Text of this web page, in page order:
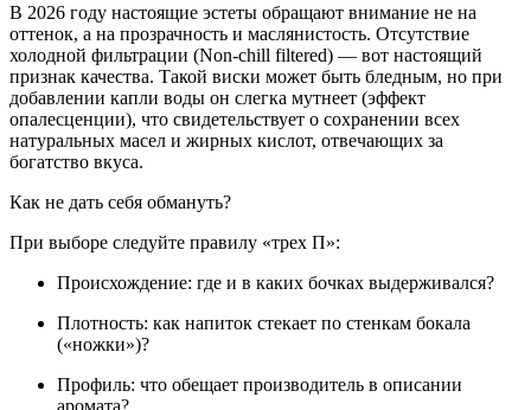
В 2026 году настоящие эстеты обращают внимание не на
оттенок, а на прозрачность и маслянистость. Отсутствие
холодной фильтрации (Non-chill filtered) — вот настоящий
признак качества. Такой виски может быть бледным, но при
добавлении капли воды он слегка мутнеет (эффект
опалесценции), что свидетельствует о сохранении всех
натуральных масел и жирных кислот, отвечающих за
богатство вкуса.
Как не дать себя обмануть?
При выборе следуйте правилу «трех П»:
Происхождение: где и в каких бочках выдерживался?
Плотность: как напиток стекает по стенкам бокала
(«ножки»)?
Профиль: что обещает производитель в описании
аромата?